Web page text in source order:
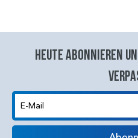
Heute abonnieren
E-Mail